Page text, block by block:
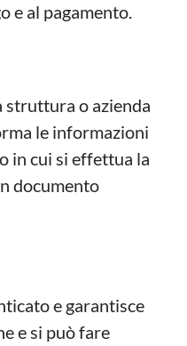
e al pagamento.
struttura o azienda
le informazioni
in cui si effettua la
documento
e garantisce
e si può fare